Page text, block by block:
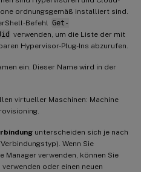
ordnungsgemäß installiert sind.
Befehl Get-
verwenden, um die Liste der mit
Hypervisor-Plug-Ins abzurufen.
ein. Dieser Name wird in der
virtueller Maschinen: Machine
unterscheiden sich je nach
Wenn Sie
Manager verwenden, können Sie
oder einen neuen